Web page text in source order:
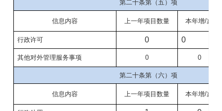
第二十条第（五）项
信息内容 上一年项目数量 本年增/减
行政许可 0 0
其他对外管理服务事项 0 0
第二十条第（六）项
信息内容 上一年项目数量 本年增/减